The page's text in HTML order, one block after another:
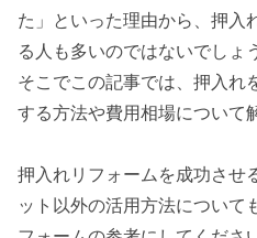
た」といった理由から、押入
る人も多いのではないでしょ
そこでこの記事では、押入れ
する方法や費用相場について
押入れリフォームを成功させ
ット以外の活用方法について